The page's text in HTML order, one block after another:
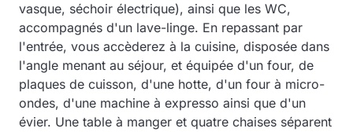
vasque, séchoir électrique), ainsi que les WC,
accompagnés d'un lave-linge. En repassant par
l'entrée, vous accèderez à la cuisine, disposée dans
l'angle menant au séjour, et équipée d'un four, de
plaques de cuisson, d'une hotte, d'un four à micro-
ondes, d'une machine à expresso ainsi que d'un
évier. Une table à manger et quatre chaises séparent